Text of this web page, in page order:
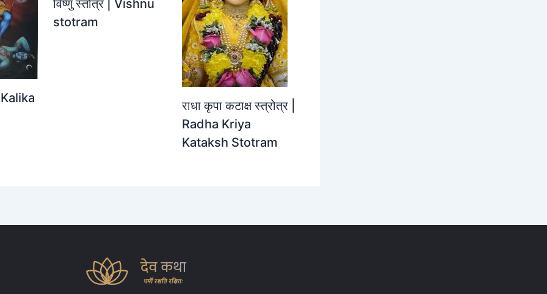
Kalika
विष्णु स्तोत्रं | Vishnu
stotram
राधा कृपा कटाक्ष स्त्रोत्र |
Radha Kriya
Kataksh Stotram